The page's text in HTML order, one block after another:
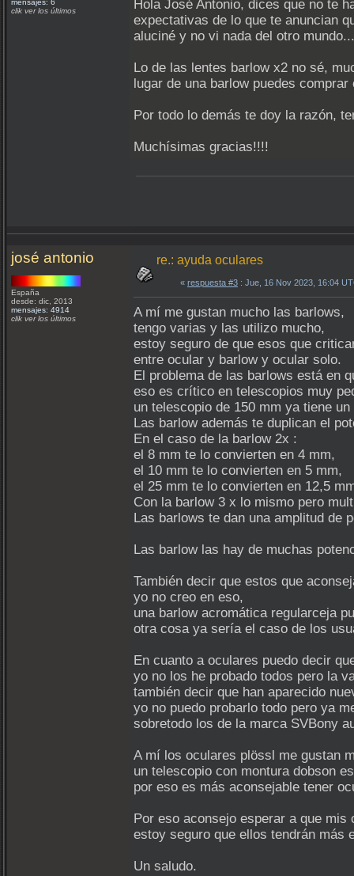
mensajes: 6
clik ver los últimos
Hola José Antonio, dices que no te
expectativas de lo que te anuncian
aluciné y no vi nada del otro mundo...
Lo de las lentes barlow x2 no sé,
lugar de una barlow puedes
Por todo lo demás te doy la razón,
Muchísimas gracias!!!!
josé antonio
España
desde: dic, 2013
mensajes: 4914
clik ver los últimos
re.: ayuda oculares
« respuesta #3 : Jue, 16 Nov 2023, 16:04
A mí me gustan mucho las barlows,
tengo varias y las utilizo mucho,
estoy seguro de que esos que
entre ocular y barlow y ocular solo.
El problema de las barlows está en
eso es crítico en telescopios muy
un telescopio de 150 mm ya tiene
Las barlow además te duplican el
En el caso de la barlow 2x :
el 8 mm te lo convierten en 4 mm,
el 10 mm te lo convierten en 5 mm,
el 25 mm te lo convierten en 12,5
Con la barlow 3 x lo mismo pero
Las barlows te dan una amplitud de
Las barlow las hay de muchas
También decir que estos que
yo no creo en eso,
una barlow acromática regularceja
otra cosa ya sería el caso de los
En cuanto a oculares puedo decir
yo no los he probado todos pero la
también decir que han aparecido
yo no puedo probarlo todo pero ya
sobretodo los de la marca SVBony
A mí los oculares plössl me gustan
un telescopio con montura dobson
por eso es más aconsejable tener
Por eso aconsejo esperar a que mis
estoy seguro que ellos tendrán más
Un saludo.